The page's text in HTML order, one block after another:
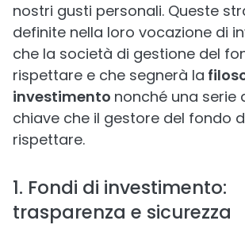
nostri gusti personali. Queste
definite nella loro vocazione di
che la società di gestione del
rispettare e che segnerà la
investimento nonché una serie
chiave che il gestore del fondo
rispettare.
1. Fondi di investimento:
trasparenza e sicurezza